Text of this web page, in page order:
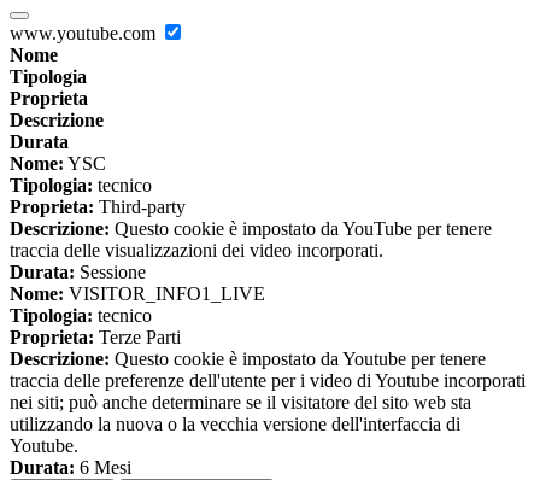
www.youtube.com
Nome
Tipologia
Proprieta
Descrizione
Durata
Nome: YSC
Tipologia: tecnico
Proprieta: Third-party
Descrizione: Questo cookie è impostato da YouTube per tenere
traccia delle visualizzazioni dei video incorporati.
Durata: Sessione
Nome: VISITOR_INFO1_LIVE
Tipologia: tecnico
Proprieta: Terze Parti
Descrizione: Questo cookie è impostato da Youtube per tenere
traccia delle preferenze dell'utente per i video di Youtube incorporati
nei siti; può anche determinare se il visitatore del sito web sta
utilizzando la nuova o la vecchia versione dell'interfaccia di
Youtube.
Durata: 6 Mesi